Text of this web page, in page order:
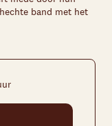
band met het